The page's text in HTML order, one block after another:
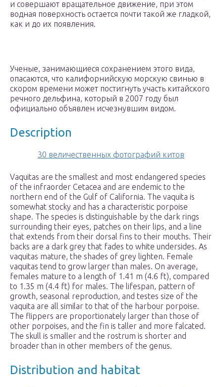
и совершают вращательное движение, при этом
водная поверхность остается почти такой же гладкой,
как и до их появления.
Ученые, занимающиеся сохранением этого вида,
опасаются, что калифорнийскую морскую свинью в
скором времени может постигнуть участь китайского
речного дельфина, который в 2007 году был
официально объявлен исчезнувшим видом.
Description
30 величественных фотографий китов
Vaquitas are the smallest and most endangered species
of the infraorder Cetacea and are endemic to the
northern end of the Gulf of California. The vaquita is
somewhat stocky and has a characteristic porpoise
shape. The species is distinguishable by the dark rings
surrounding their eyes, patches on their lips, and a line
that extends from their dorsal fins to their mouths. Their
backs are a dark grey that fades to white undersides. As
vaquitas mature, the shades of grey lighten. Female
vaquitas tend to grow larger than males. On average,
females mature to a length of 1.41 m (4.6 ft), compared
to 1.35 m (4.4 ft) for males. The lifespan, pattern of
growth, seasonal reproduction, and testes size of the
vaquita are all similar to that of the harbour porpoise.
The flippers are proportionately larger than those of
other porpoises, and the fin is taller and more falcated.
The skull is smaller and the rostrum is shorter and
broader than in other members of the genus.
Distribution and habitat